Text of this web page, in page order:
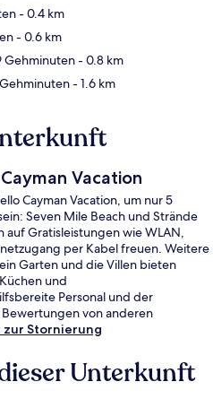
- 0.4 km
- 0.6 km
Gehminuten- 0.8 km
- 1.6 km
Vacation
Cayman Vacation, um nur 5
Seven Mile Beach und Strände
auf Gratisleistungen wie WLAN,
per Kabel freuen. Weitere
Garten und die Villen bieten
und
Personal und der
von anderen
zur Stornierung
Unterkunft